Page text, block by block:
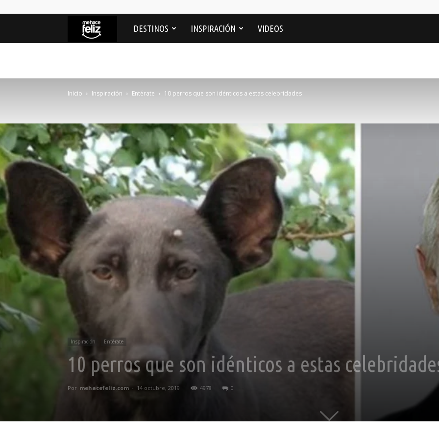
MeDESTINOS INSPIRACIÓN VIDEOS
Inicio Inspiración Entérate 10 perros que son idénticos a estas celebridades
Inspiración Entérate
10 perros que son idénticos a estas
Por mehacefeliz.com - 14 octubre, 2019 4978 0